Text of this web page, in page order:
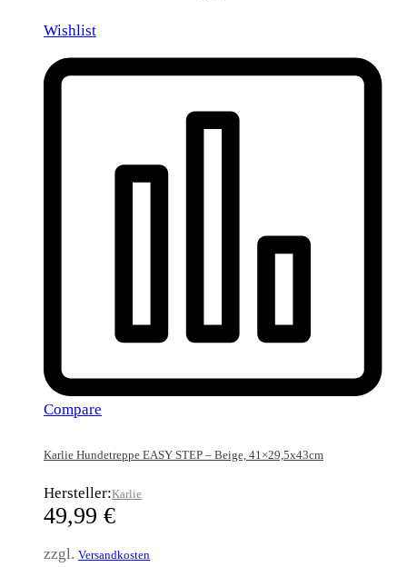
Wishlist
Compare
Karlie Hundetreppe EASY STEP – Beige, 41×29,5x43cm
Hersteller:Karlie
49,99 €
zzgl. Versandkosten